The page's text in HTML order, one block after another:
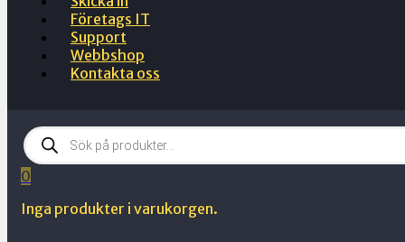
Företags IT
Support
Webbshop
Kontakta oss
Products
search
0
Inga produkter i varukorgen.